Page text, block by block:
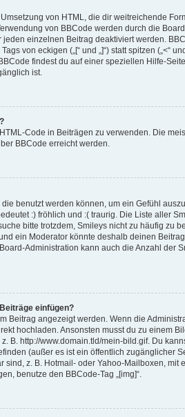
von HTML, die dir weitreichende
von BBCode werden durch die
einzelnen Beitrag deaktiviert werden.
von eckigen („[“ und „]“) statt spitzen („<“
findest du auf einer speziellen Hilfe-
ist.
Code in Beiträgen zu verwenden. Die
BBCode erreicht werden.
benutzt werden können, um ein Gefühl
:) fröhlich und :( traurig. Die Liste aller
bitte trotzdem, Smileys nicht zu häufig zu
ein Moderator könnte deshalb deinen
Administration kann auch die Anzahl der
einfügen?
Beitrag angezeigt werden. Wenn die
hochladen. Ansonsten musst du zu einem
B. http://www.domain.tld/mein-bild.gif. Du
(außer es ist ein öffentlich zugänglicher
sind, z. B. Hotmail- oder Yahoo-Mailboxen, mit
benutze den BBCode-Tag „[img]“.